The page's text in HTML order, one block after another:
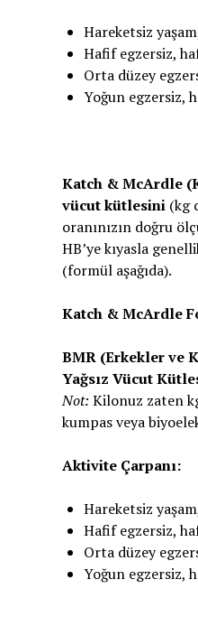
Hareketsiz
Hafif egzersiz,
Orta düzey
Yoğun egzersiz,
Katch & McArdle
vücut kütlesini(kg
oranınızın doğru
HB’ye kıyasla
(formül aşağıda).
Katch & McArdle
BMR (Erkekler ve
Yağsız Vücut
Not: Kilonuz zaten
kumpas veya
Aktivite Çarpanı:
Hareketsiz
Hafif egzersiz,
Orta düzey
Yoğun egzersiz,